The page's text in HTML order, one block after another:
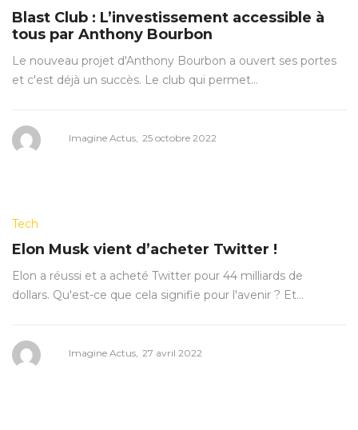
in
Blast Club : L’investissement accessible à
tous par Anthony Bourbon
Le nouveau projet d'Anthony Bourbon a ouvert ses portes
et c'est déjà un succès. Le club qui permet…
Imagine Actus Posted
25 octobre 2022
Posted
in
Tech
Elon Musk vient d’acheter Twitter !
Elon a réussi et a acheté Twitter pour 44 milliards de
dollars. Qu'est-ce que cela signifie pour l'avenir ? Et…
Imagine Actus Posted
27 avril 2022